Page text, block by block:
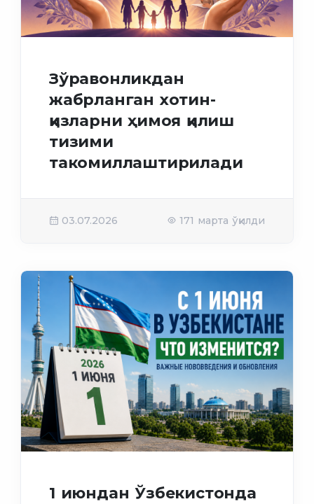
Зўравонликдан
жабрланган хотин-
қизларни ҳимоя қилиш
тизими
такомиллаштирилади
03.07.2026 171 марта ўқилди
1 июндан Ўзбекистонда